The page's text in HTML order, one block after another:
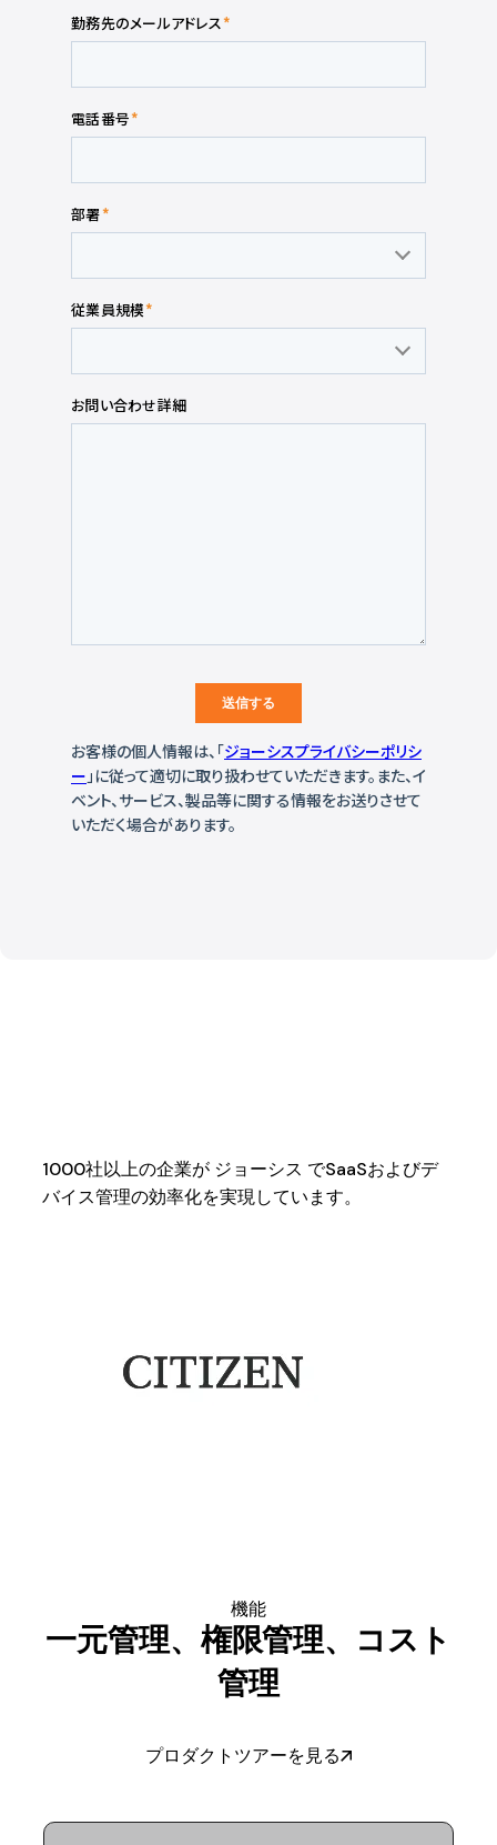
1000社以上の企業が ジョーシス でSaaSおよびデ
バイス管理の効率化を実現しています。
機能
一元管理、権限管理、コスト
管理
プロダクトツアーを見る